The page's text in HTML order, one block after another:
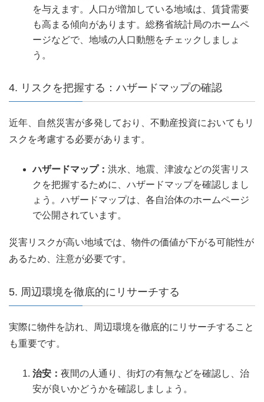
を与えます。人口が増加している地域は、賃貸需要
も高まる傾向があります。総務省統計局のホームペ
ージなどで、地域の人口動態をチェックしましょ
う。
4. リスクを把握する：ハザードマップの確認
近年、自然災害が多発しており、不動産投資においてもリ
スクを考慮する必要があります。
ハザードマップ： 洪水、地震、津波などの災害リス
クを把握するために、ハザードマップを確認しまし
ょう。ハザードマップは、各自治体のホームページ
で公開されています。
災害リスクが高い地域では、物件の価値が下がる可能性が
あるため、注意が必要です。
5. 周辺環境を徹底的にリサーチする
実際に物件を訪れ、周辺環境を徹底的にリサーチすること
も重要です。
治安： 夜間の人通り、街灯の有無などを確認し、治
安が良いかどうかを確認しましょう。